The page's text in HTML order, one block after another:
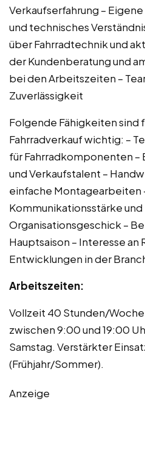
Verkaufserfahrung –
und technisches
über Fahrradtechnik und
der Kundenberatung und
bei den Arbeitszeiten –
Zuverlässigkeit
Folgende Fähigkeiten sind
Fahrradverkauf wichtig: –
für Fahrradkomponenten
und Verkaufstalent –
einfache Montagearbeiten
Kommunikationsstärke
Organisationsgeschick –
Hauptsaison – Interesse an
Entwicklungen in der
Arbeitszeiten:
Vollzeit 40 Stunden/
zwischen 9:00 und 19:00
Samstag. Verstärkter
(Frühjahr/Sommer).
Anzeige